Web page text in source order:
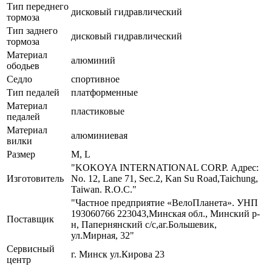
Тип переднего
тормоза
дисковый гидравлический
Тип заднего
тормоза
дисковый гидравлический
Материал
ободьев
алюминий
Седло
спортивное
Тип педалей
платформенные
Материал
педалей
пластиковые
Материал
вилки
алюминиевая
Размер
M, L
Изготовитель
"KOKOYA INTERNATIONAL CORP. Адрес:
No. 12, Lane 71, Sec.2, Kan Su Road,Taichung,
Taiwan. R.O.C."
Поставщик
"Частное предприятие «ВелоПланета». УНП
193060766 223043,Минская обл., Минский р-
н, Папернянский с/с,аг.Большевик,
ул.Мирная, 32"
Сервисный
центр
г. Минск ул.Кирова 23